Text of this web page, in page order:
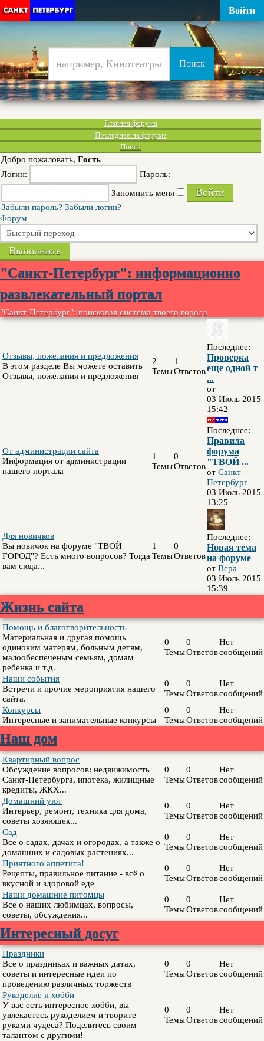
Войти
Главная форума
Последнее на форуме
Поиск
Добро пожаловать, Гость
Логин:
Пароль:
Запомнить меня
Забыли пароль? Забыли логин?
Форум
"Санкт-Петербург": информационно
развлекательный портал
"Санкт-Петербург": поисковая система твоего города
Отзывы, пожелания и предложения
В этом разделе Вы можете оставить
Отзывы, пожелания и предложения
2
Темы
1
Ответов
Последнее:
Проверка
еще одной т
...
от
03 Июль 2015
15:42
От администрации сайта
Информация от администрации
нашего портала
1
Темы
0
Ответов
Последнее:
Правила
форума
"ТВОЙ ...
от Санкт-
Петербург
03 Июль 2015
13:25
Для новичков
Вы новичок на форуме "ТВОЙ
ГОРОД"? Есть много вопросов? Тогда
вам сюда...
1
Темы
0
Ответов
Последнее:
Новая тема
на форуме
от Вера
03 Июль 2015
15:39
Жизнь сайта
Помощь и благотворительность
Материальная и другая помощь
одиноким матерям, больным детям,
малообеспеченым семьям, домам
ребенка и т.д.
0
Темы
0
Ответов
Нет
сообщений
Наши события
Встречи и прочие мероприятия нашего
сайта.
0
Темы
0
Ответов
Нет
сообщений
Конкурсы
Интересные и занимательные конкурсы
0
Темы
0
Ответов
Нет
сообщений
Наш дом
Квартирный вопрос
Обсуждение вопросов: недвижимость
Санкт-Петербурга, ипотека, жилищные
кредиты, ЖКХ...
0
Темы
0
Ответов
Нет
сообщений
Домашний уют
Интерьер, ремонт, техника для дома,
советы хозяюшек...
0
Темы
0
Ответов
Нет
сообщений
Сад
Все о садах, дачах и огородах, а также о
домашних и садовых растениях...
0
Темы
0
Ответов
Нет
сообщений
Приятного аппетита!
Рецепты, правильное питание - всё о
вкусной и здоровой еде
0
Темы
0
Ответов
Нет
сообщений
Наши домашние питомцы
Все о наших любимцах, вопросы,
советы, обсуждения...
0
Темы
0
Ответов
Нет
сообщений
Интересный досуг
Праздники
Все о праздниках и важных датах,
советы и интересные идеи по
проведению различных торжеств
0
Темы
0
Ответов
Нет
сообщений
Рукоделие и хобби
У вас есть интересное хобби, вы
увлекаетесь рукоделием и творите
руками чудеса? Поделитесь своим
талантом с другими!
0
Темы
0
Ответов
Нет
сообщений